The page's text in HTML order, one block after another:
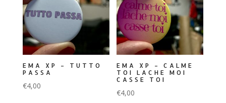
EMA XP – TUTTO
PASSA
€4,00
EMA XP – CALME
TOI LACHE MOI
CASSE TOI
€4,00